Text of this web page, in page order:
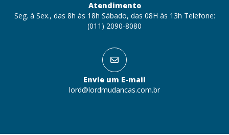
Atendimento
Seg. à Sex., das 8h às 18h Sábado, das 08H às 13h Telefone:
(011) 2090-8080
Envie um E-mail
lord@lordmudancas.com.br